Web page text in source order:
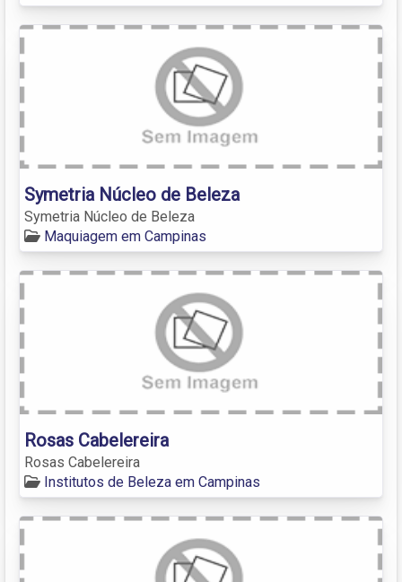
Symetria Núcleo de Beleza
Symetria Núcleo de Beleza
Maquiagem em Campinas
Rosas Cabelereira
Rosas Cabelereira
Institutos de Beleza em Campinas